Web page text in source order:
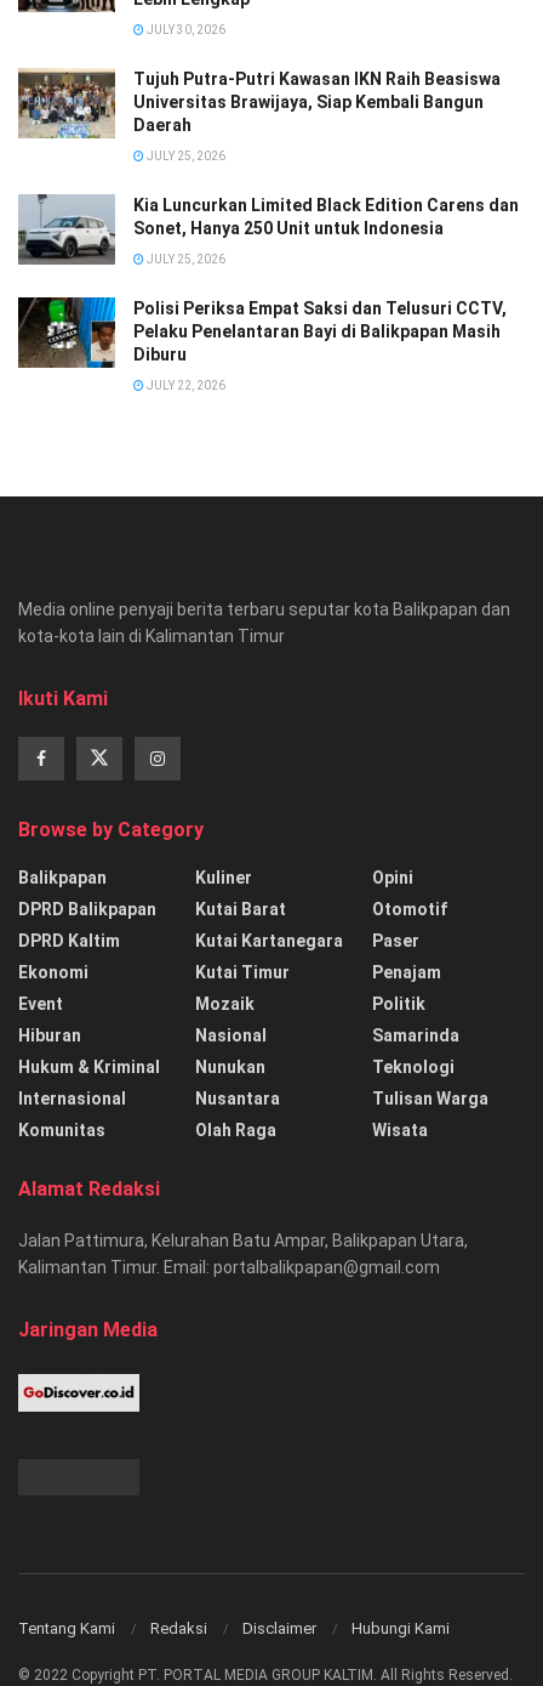
JULY 30, 2026
Tujuh Putra-Putri Kawasan IKN Raih Beasiswa
Universitas Brawijaya, Siap Kembali Bangun
Daerah
JULY 25, 2026
Kia Luncurkan Limited Black Edition Carens dan
Sonet, Hanya 250 Unit untuk Indonesia
JULY 25, 2026
Polisi Periksa Empat Saksi dan Telusuri CCTV,
Pelaku Penelantaran Bayi di Balikpapan Masih
Diburu
JULY 22, 2026
Media online penyaji berita terbaru seputar kota Balikpapan dan
kota-kota lain di Kalimantan Timur
Ikuti Kami
Browse by Category
Balikpapan
DPRD Balikpapan
DPRD Kaltim
Ekonomi
Event
Hiburan
Hukum & Kriminal
Internasional
Komunitas
Kuliner
Kutai Barat
Kutai Kartanegara
Kutai Timur
Mozaik
Nasional
Nunukan
Nusantara
Olah Raga
Opini
Otomotif
Paser
Penajam
Politik
Samarinda
Teknologi
Tulisan Warga
Wisata
Alamat Redaksi
Jalan Pattimura, Kelurahan Batu Ampar, Balikpapan Utara,
Kalimantan Timur. Email: portalbalikpapan@gmail.com
Jaringan Media
Tentang Kami Redaksi Disclaimer Hubungi Kami
© 2022 Copyright PT. PORTAL MEDIA GROUP KALTIM. All Rights Reserved.